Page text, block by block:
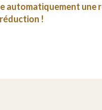
automatiquement une
!